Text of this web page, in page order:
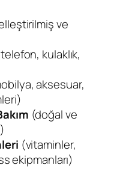
ve
kulaklık,
aksesuar,
(doğal ve
(vitaminler,
ekipmanları)